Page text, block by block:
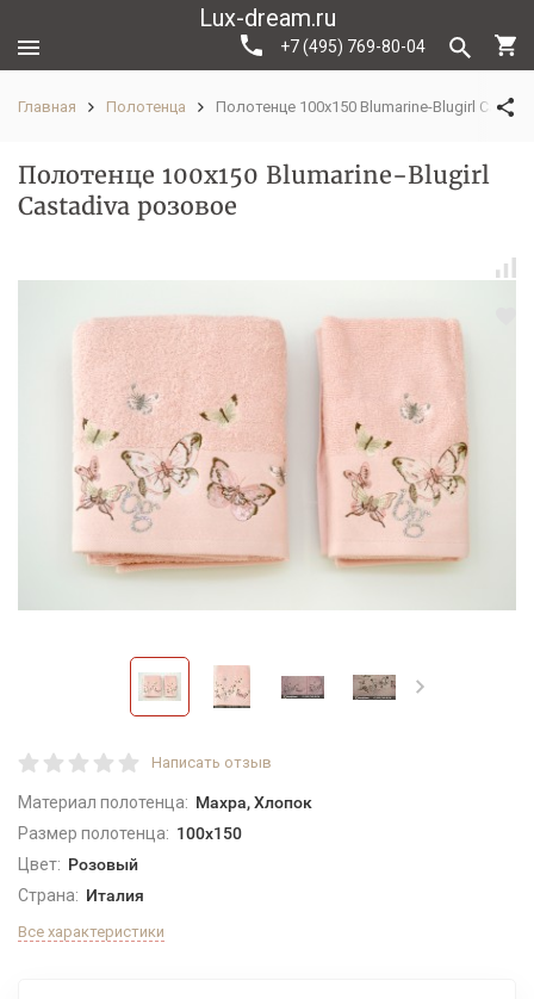
Lux-dream.ru
+7 (495) 769-80-04
Главная Полотенца Полотенце 100х150 Blumarine-Blugirl
Полотенце 100х150 Blumarine-Blugirl
Castadiva розовое
Написать отзыв
Материал полотенца: Махра, Хлопок
Размер полотенца: 100x150
Цвет: Розовый
Страна: Италия
Все характеристики